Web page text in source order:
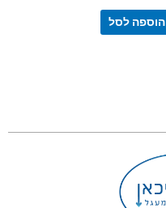
הוספה לסל